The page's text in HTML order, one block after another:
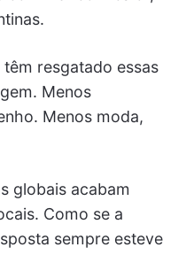
resgatado essas
Menos
Menos moda,
globais acabam
Como se a
sempre esteve